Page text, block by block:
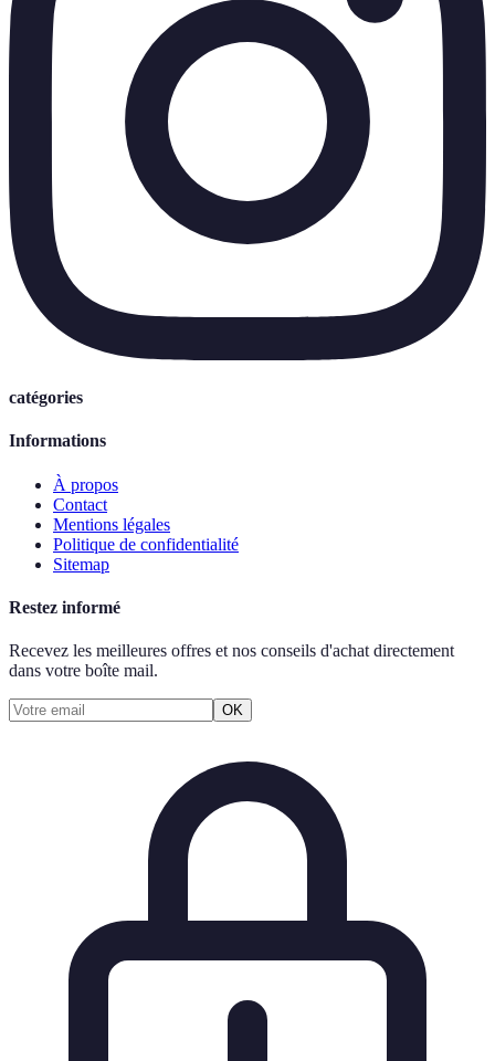
catégories
Informations
À propos
Contact
Mentions légales
Politique de confidentialité
Sitemap
Restez informé
Recevez les meilleures offres et nos conseils d'achat directement
dans votre boîte mail.
OK